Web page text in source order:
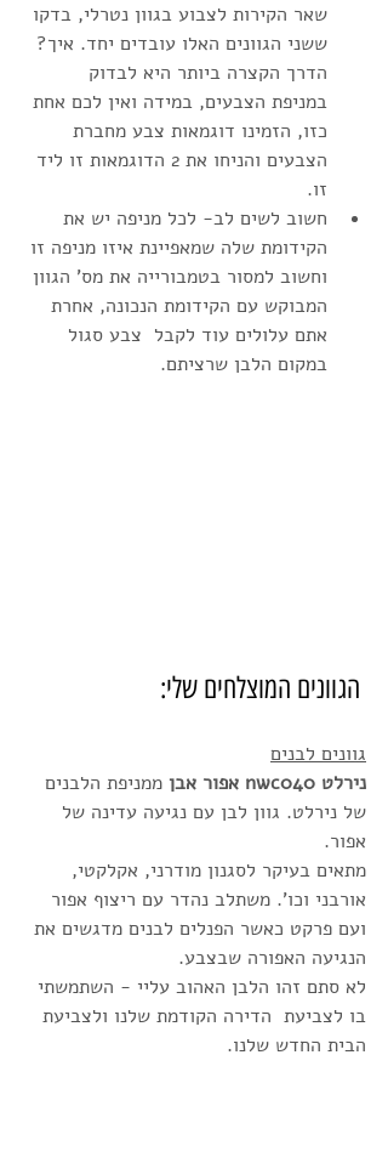
שאר הקירות לצבוע בגוון נטרלי, בדקו
ששני הגוונים האלו עובדים יחד. איך?
הדרך הקצרה ביותר היא לבדוק
במניפת הצבעים, במידה ואין לכם אחת
כזו, הזמינו דוגמאות צבע מחברת
הצבעים והניחו את 2 הדוגמאות זו ליד
זו.
חשוב לשים לב- לכל מניפה יש את
הקידומת שלה שמאפיינת איזו מניפה זו
וחשוב למסור בטמבורייה את מס' הגוון
המבוקש עם הקידומת הנכונה, אחרת
אתם עלולים עוד לקבל  צבע סגול
במקום הלבן שרציתם.
גוונים לבנים
נירלט nwc040 אפור אבן
ממניפת הלבנים
של נירלט. גוון לבן עם נגיעה עדינה של
אפור.
מתאים בעיקר לסגנון מודרני, אקלקטי,
אורבני וכו'. משתלב נהדר עם ריצוף אפור
ועם פרקט כאשר הפנלים לבנים מדגשים את
הנגיעה האפורה שבצבע.
לא סתם זהו הלבן האהוב עליי - השתמשתי
בו לצביעת  הדירה הקודמת שלנו ולצביעת
הבית החדש שלנו.